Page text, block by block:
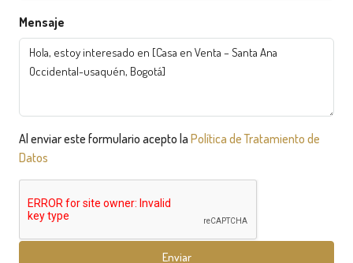
Mensaje
Al enviar este formulario acepto la Política de Tratamiento de
Datos
Enviar